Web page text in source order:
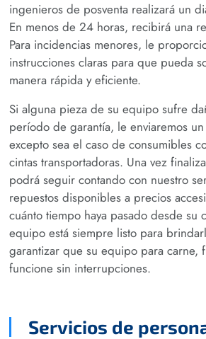
ingenieros de posventa realizará un
En menos de 24 horas, recibirá una
Para incidencias menores, le
instrucciones claras para que pueda
manera rápida y eficiente.
Si alguna pieza de su equipo sufre
período de garantía, le enviaremos
excepto sea el caso de consumibles
cintas transportadoras. Una vez
podrá seguir contando con nuestro
repuestos disponibles a precios
cuánto tiempo haya pasado desde su
equipo está siempre listo para
garantizar que su equipo para carne,
funcione sin interrupciones.
Servicios de